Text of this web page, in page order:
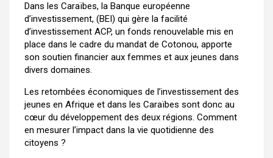
Dans les Caraïbes, la Banque européenne
d’investissement, (BEI) qui gère la facilité
d’investissement ACP, un fonds renouvelable mis en
place dans le cadre du mandat de Cotonou, apporte
son soutien financier aux femmes et aux jeunes dans
divers domaines.
Les retombées économiques de l’investissement des
jeunes en Afrique et dans les Caraïbes sont donc au
cœur du développement des deux régions. Comment
en mesurer l’impact dans la vie quotidienne des
citoyens ?